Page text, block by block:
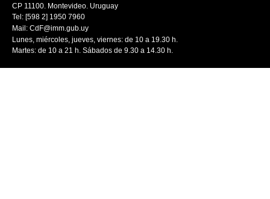
CP 11100. Montevideo. Uruguay
Tel: [598 2] 1950 7960
Mail: CdF@imm.gub.uy
Lunes, miércoles, jueves, viernes: de 10 a 19.30 h.
Martes: de 10 a 21 h. Sábados de 9.30 a 14.30 h.